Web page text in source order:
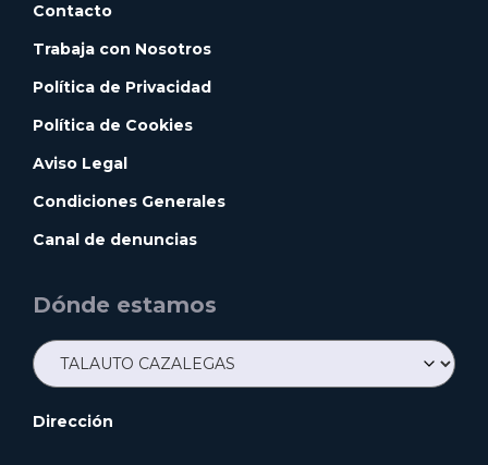
Contacto
Trabaja con Nosotros
Política de Privacidad
Política de Cookies
Aviso Legal
Condiciones Generales
Canal de denuncias
Dónde estamos
Dirección